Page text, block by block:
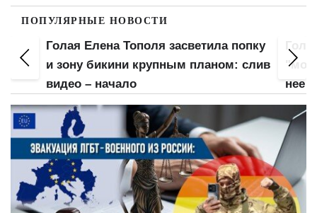
ПОПУЛЯРНЫЕ НОВОСТИ
Голая Елена Тополя засветила попку
и зону бикини крупным планом: слив
видео – начало
нее